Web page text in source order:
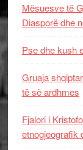
Mësuesve të
Diasporë dhe
Pse dhe kush
Gruaja
të së ardhmes
Fjalori i
etnogjeografik